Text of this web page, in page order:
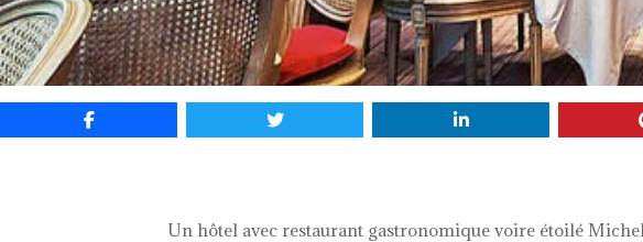
Un hôtel avec restaurant gastronomique voire étoilé